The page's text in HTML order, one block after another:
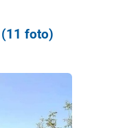
(11 foto)